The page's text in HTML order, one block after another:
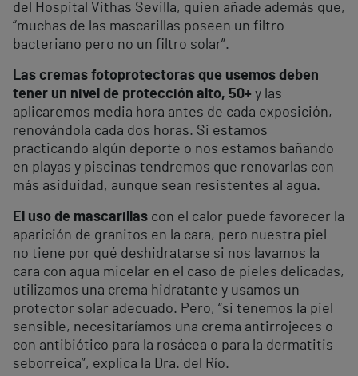
del Hospital Vithas Sevilla, quien añade además que,
“muchas de las mascarillas poseen un filtro
bacteriano pero no un filtro solar”.
Las cremas fotoprotectoras que usemos deben
tener un nivel de protección alto, 50+ y las
aplicaremos media hora antes de cada exposición,
renovándola cada dos horas. Si estamos
practicando algún deporte o nos estamos bañando
en playas y piscinas tendremos que renovarlas con
más asiduidad, aunque sean resistentes al agua.
El uso de mascarillas con el calor puede favorecer la
aparición de granitos en la cara, pero nuestra piel
no tiene por qué deshidratarse si nos lavamos la
cara con agua micelar en el caso de pieles delicadas,
utilizamos una crema hidratante y usamos un
protector solar adecuado. Pero, “si tenemos la piel
sensible, necesitaríamos una crema antirrojeces o
con antibiótico para la rosácea o para la dermatitis
seborreica”, explica la Dra. del Río.